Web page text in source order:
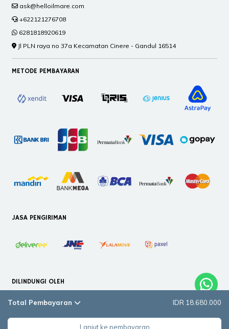
Total Pembayaran IDR 18.680.000
Lanjut ke pembayaran
ask@helloilmare.com
+622121276708
6281818920619
Jl PLN raya no 37a Kecamatan Cinere - Gandul 16514
METODE PEMBAYARAN
JASA PENGIRIMAN
DILINDUNGI OLEH